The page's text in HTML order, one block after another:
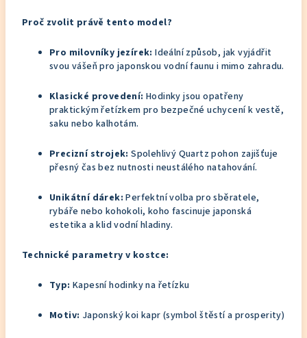
Proč zvolit právě tento model?
Pro milovníky jezírek: Ideální způsob, jak vyjádřit
svou vášeň pro japonskou vodní faunu i mimo zahradu.
Klasické provedení: Hodinky jsou opatřeny
praktickým řetízkem pro bezpečné uchycení k vestě,
saku nebo kalhotám.
Precizní strojek: Spolehlivý Quartz pohon zajišťuje
přesný čas bez nutnosti neustálého natahování.
Unikátní dárek: Perfektní volba pro sběratele,
rybáře nebo kohokoli, koho fascinuje japonská
estetika a klid vodní hladiny.
Technické parametry v kostce:
Typ: Kapesní hodinky na řetízku
Motiv: Japonský koi kapr (symbol štěstí a prosperity)